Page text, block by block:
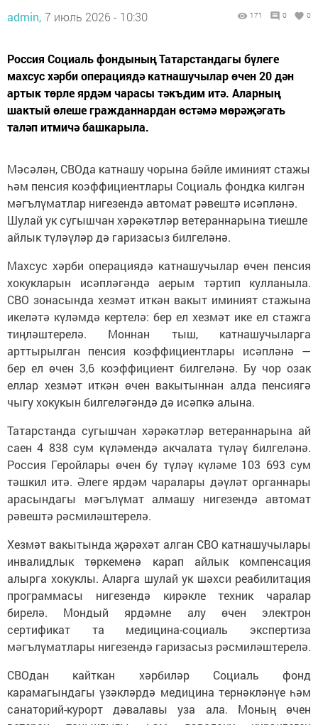
admin, 7 июль 2026 - 10:30 171 0 0
Россия Социаль фондының Татарстандагы бүлеге
махсус хәрби операциядә катнашучылар өчен 20 дән
артык төрле ярдәм чарасы тәкъдим итә. Аларның
шактый өлеше гражданнардан өстәмә мөрәҗәгать
таләп итмичә башкарыла.
Мәсәлән, СВОда катнашу чорына бәйле иминият стажы
һәм пенсия коэффициентлары Социаль фондка килгән
мәгълүматлар нигезендә автомат рәвештә исәпләнә.
Шулай ук сугышчан хәрәкәтләр ветераннарына тиешле
айлык түләүләр дә гаризасыз билгеләнә.
Махсус хәрби операциядә катнашучылар өчен пенсия
хокукларын исәпләгәндә аерым тәртип кулланыла.
СВО зонасында хезмәт иткән вакыт иминият стажына
икеләтә күләмдә кертелә: бер ел хезмәт ике ел стажга
тиңләштерелә. Моннан тыш, катнашучыларга
арттырылган пенсия коэффициентлары исәпләнә —
бер ел өчен 3,6 коэффициент билгеләнә. Бу чор озак
еллар хезмәт иткән өчен вакытыннан алда пенсиягә
чыгу хокукын билгеләгәндә дә исәпкә алына.
Татарстанда сугышчан хәрәкәтләр ветераннарына ай
саен 4 838 сум күләмендә акчалата түләү билгеләнә.
Россия Геройлары өчен бу түләү күләме 103 693 сум
тәшкил итә. Әлеге ярдәм чаралары дәүләт органнары
арасындагы мәгълүмат алмашу нигезендә автомат
рәвештә рәсмиләштерелә.
Хезмәт вакытында җәрәхәт алган СВО катнашучылары
инвалидлык төркеменә карап айлык компенсация
алырга хокуклы. Аларга шулай ук шәхси реабилитация
программасы нигезендә кирәкле техник чаралар
бирелә. Мондый ярдәмне алу өчен электрон
сертификат та медицина-социаль экспертиза
мәгълүматлары нигезендә гаризасыз рәсмиләштерелә.
СВОдан кайткан хәрбиләр Социаль фонд
карамагындагы үзәкләрдә медицина тернәкләнүе һәм
санаторий-курорт дәвалавы уза ала. Моның өчен